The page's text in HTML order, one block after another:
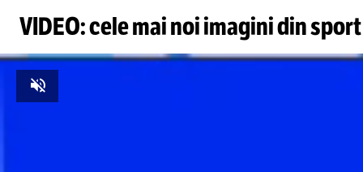
VIDEO: cele mai noi imagini din sport
Unmute